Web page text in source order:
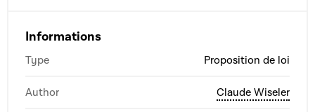
Informations
Type Proposition de loi
Author Claude Wiseler